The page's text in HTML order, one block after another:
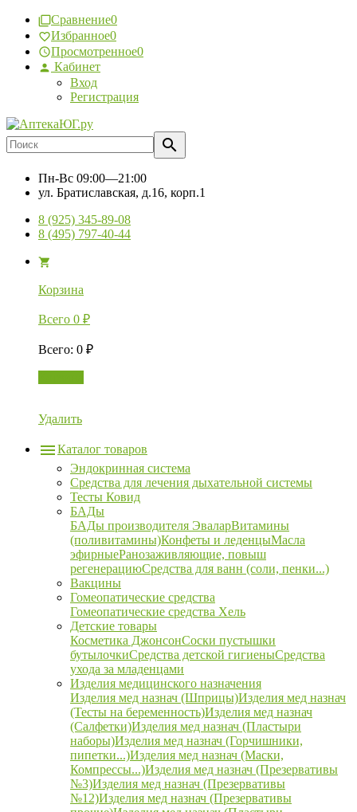
Сравнение0
Избранное0
Просмотренное0
Кабинет
Вход
Регистрация
Пн-Вс 09:00—21:00
ул. Братиславская, д.16, корп.1
8 (925) 345-89-08
8 (495) 797-40-44
Корзина
Всего 0 ₽
Всего: 0 ₽
Удалить
Каталог товаров
Эндокринная система
Средства для лечения дыхательной системы
Тесты Ковид
БАДы
БАДы производителя ЭваларВитамины
(поливитамины)Конфеты и леденцыМасла
эфирныеРанозаживляющие, повыш
регенерациюСредства для ванн (соли, пенки...)
Вакцины
Гомеопатические средства
Гомеопатические средства Хель
Детские товары
Косметика ДжонсонСоски пустышки
бутылочкиСредства детской гигиеныСредства
ухода за младенцами
Изделия медицинского назначения
Изделия мед назнач (Шприцы)Изделия мед назнач
(Тесты на беременность)Изделия мед назнач
(Салфетки)Изделия мед назнач (Пластыри
наборы)Изделия мед назнач (Горчишники,
пипетки...)Изделия мед назнач (Маски,
Компрессы...)Изделия мед назнач (Презервативы
№3)Изделия мед назнач (Презервативы
№12)Изделия мед назнач (Презервативы